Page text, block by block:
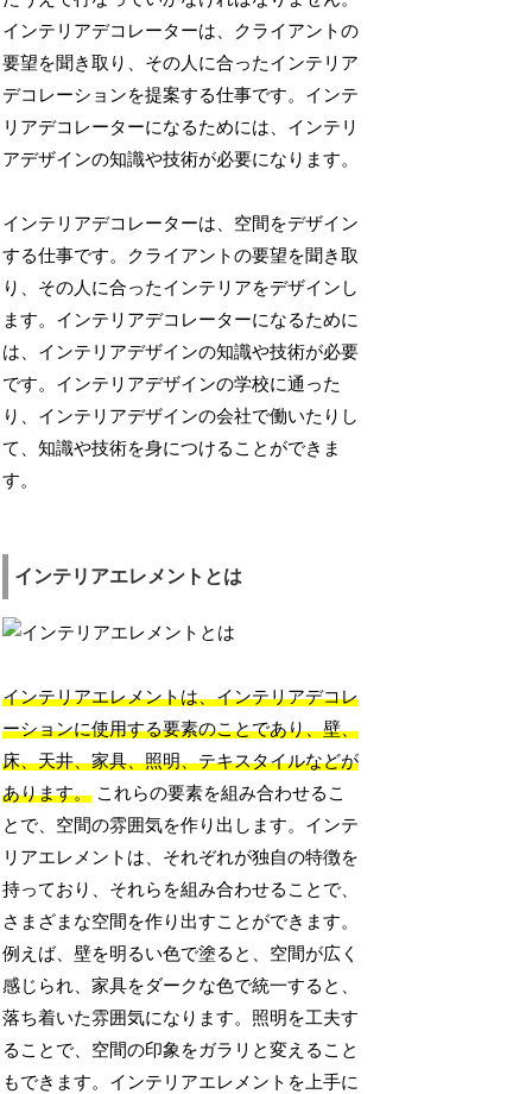
インテリアデコレーターは、クライアントの
要望を聞き取り、その人に合ったインテリア
デコレーションを提案する仕事です。インテ
リアデコレーターになるためには、インテリ
アデザインの知識や技術が必要になります。
インテリアデコレーターは、空間をデザイン
する仕事です。クライアントの要望を聞き取
り、その人に合ったインテリアをデザインし
ます。インテリアデコレーターになるために
は、インテリアデザインの知識や技術が必要
です。インテリアデザインの学校に通った
り、インテリアデザインの会社で働いたりし
て、知識や技術を身につけることができま
す。
インテリアエレメントとは
インテリアエレメントは、インテリアデコレ
ーションに使用する要素のことであり、壁、
床、天井、家具、照明、テキスタイルなどが
あります。 これらの要素を組み合わせるこ
とで、空間の雰囲気を作り出します。インテ
リアエレメントは、それぞれが独自の特徴を
持っており、それらを組み合わせることで、
さまざまな空間を作り出すことができます。
例えば、壁を明るい色で塗ると、空間が広く
感じられ、家具をダークな色で統一すると、
落ち着いた雰囲気になります。照明を工夫す
ることで、空間の印象をガラリと変えること
もできます。インテリアエレメントを上手に